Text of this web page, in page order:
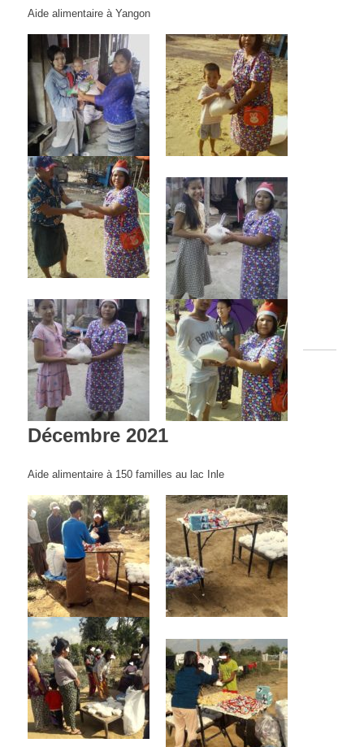
Aide alimentaire à Yangon
Décembre 2021
Aide alimentaire à 150 familles au lac Inle